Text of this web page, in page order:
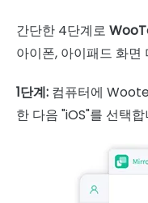
간단한 4단계로
아이폰, 아이패드 화면
1단계: 컴퓨터에
한 다음 "iOS"를 선택합